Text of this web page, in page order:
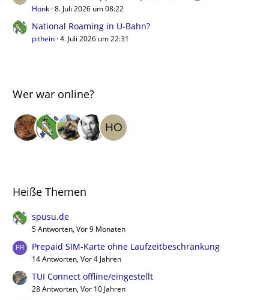
Honk 8. Juli 2026 um 08:22
National Roaming in U-Bahn?
pithein 4. Juli 2026 um 22:31
Wer war online?
Heiße Themen
spusu.de
5 Antworten, Vor 9 Monaten
Prepaid SIM-Karte ohne Laufzeitbeschränkung
14 Antworten, Vor 4 Jahren
TUI Connect offline/eingestellt
28 Antworten, Vor 10 Jahren